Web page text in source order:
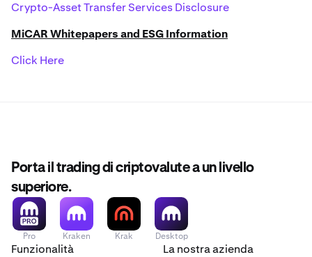
Crypto-Asset Transfer Services Disclosure
MiCAR Whitepapers and ESG Information
Click Here
Porta il trading di criptovalute a un livello
superiore.
Pro Kraken Krak Desktop
Funzionalità La nostra azienda